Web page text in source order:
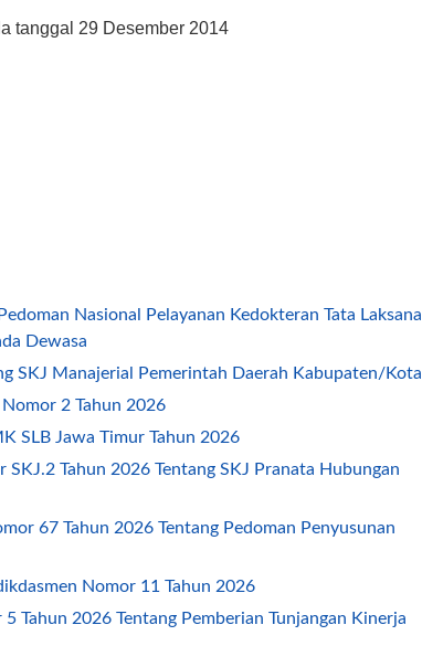
tanggal 29 Desember 2014
Nasional Pelayanan Kedokteran Tata Laksana
Dewasa
SKJ Manajerial Pemerintah Daerah Kabupaten/Kota
2 Tahun 2026
SLB Jawa Timur Tahun 2026
SKJ.2 Tahun 2026 Tentang SKJ Pranata Hubungan
67 Tahun 2026 Tentang Pedoman Penyusunan
Nomor 11 Tahun 2026
Tahun 2026 Tentang Pemberian Tunjangan Kinerja